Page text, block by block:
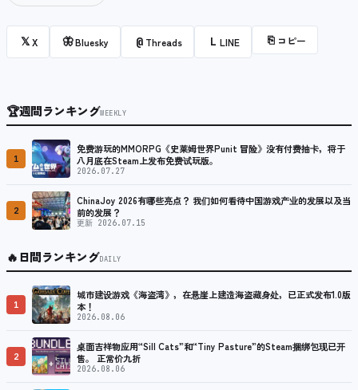
𝕏X 🦋Bluesky @ Threads L LINE ⎘ コピー
🏆週間ランキングWEEKLY
1
免费游玩的MMORPG《史莱姆世界Punit 冒险》没有付费抽卡，将于
八月底在Steam上发布免费试玩版。
2026.07.27
2
ChinaJoy 2026有哪些亮点？ 我们如何看待中国游戏产业的发展以及当
前的发展？
更新 2026.07.15
🔥日間ランキングDAILY
1
城市建设游戏《海盗湾》，在悬崖上建造海盗藏身处，已正式发布1.0版
本！
2026.08.06
2
桌面吉祥物应用“Sill Cats”和“Tiny Pasture”的Steam捆绑包现已开
售。 正常价九折
2026.08.06